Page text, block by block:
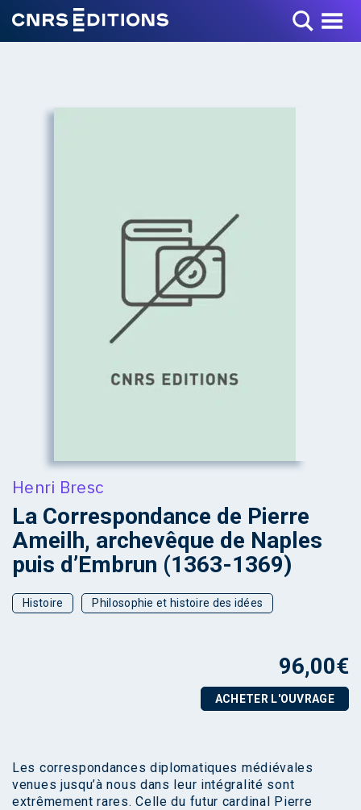
Toggle Menu
Henri Bresc
La Correspondance de Pierre
Ameilh, archevêque de Naples
puis d’Embrun (1363-1369)
Histoire Philosophie et histoire des idées
96,00€
ACHETER L'OUVRAGE
Les correspondances diplomatiques médiévales
venues jusqu’à nous dans leur intégralité sont
extrêmement rares. Celle du futur cardinal Pierre